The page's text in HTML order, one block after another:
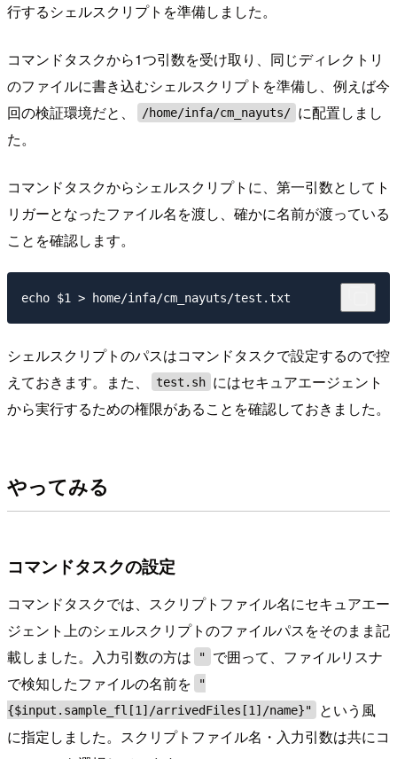
行するシェルスクリプトを準備しました。
コマンドタスクから1つ引数を受け取り、同じディレクトリ
のファイルに書き込むシェルスクリプトを準備し、例えば今
回の検証環境だと、
/home/infa/cm_nayuts/ に配置しまし
た。
コマンドタスクからシェルスクリプトに、第一引数としてト
リガーとなったファイル名を渡し、確かに名前が渡っている
ことを確認します。
シェルスクリプトのパスはコマンドタスクで設定するので控
えておきます。また、
test.sh にはセキュアエージェント
から実行するための権限があることを確認しておきました。
やってみる
コマンドタスクの設定
コマンドタスクでは、スクリプトファイル名にセキュアエー
ジェント上のシェルスクリプトのファイルパスをそのまま記
載しました。入力引数の方は
"
で囲って、ファイルリスナ
で検知したファイルの名前を
"
{$input.sample_fl[1]/arrivedFiles[1]/name}"
という風
に指定しました。スクリプトファイル名・入力引数は共にコ